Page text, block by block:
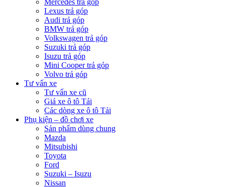
Mercedes trả góp
Lexus trả góp
Audi trả góp
BMW trả góp
Volkswagen trả góp
Suzuki trả góp
Isuzu trả góp
Mini Cooper trả góp
Volvo trả góp
Tư vấn xe
Tư vấn xe cũ
Giá xe ô tô Tải
Các dòng xe ô tô Tải
Phụ kiện – đồ chơi xe
Sản phẩm dùng chung
Mazda
Mitsubishi
Toyota
Ford
Suzuki – Isuzu
Nissan